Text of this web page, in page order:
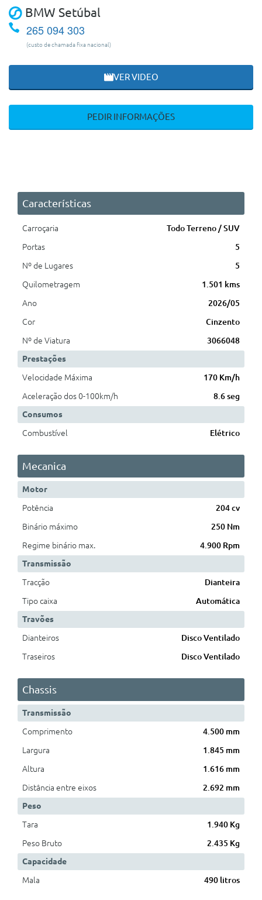
BMW Setúbal
265 094 303
(custo de chamada fixa nacional)
VER VIDEO
PEDIR INFORMAÇÕES
Características
Carroçaria
Todo Terreno / SUV
Portas
5
Nº de Lugares
5
Quilometragem
1.501 kms
Ano
2026/05
Cor
Cinzento
Nº de Viatura
3066048
Prestações
Velocidade Máxima
170 Km/h
Aceleração dos 0-100km/h
8.6 seg
Consumos
Combustível
Elétrico
Mecanica
Motor
Potência
204 cv
Binário máximo
250 Nm
Regime binário max.
4.900 Rpm
Transmissão
Tracção
Dianteira
Tipo caixa
Automática
Travões
Dianteiros
Disco Ventilado
Traseiros
Disco Ventilado
Chassis
Transmissão
Comprimento
4.500 mm
Largura
1.845 mm
Altura
1.616 mm
Distância entre eixos
2.692 mm
Peso
Tara
1.940 Kg
Peso Bruto
2.435 Kg
Capacidade
Mala
490 litros